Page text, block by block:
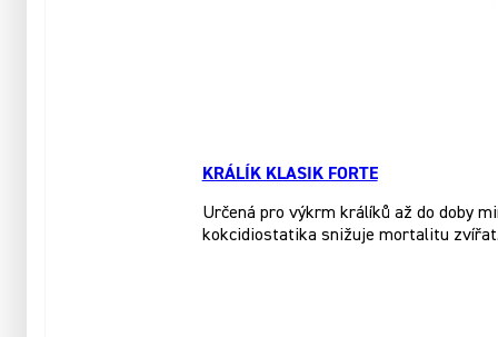
KRÁLÍK KLASIK FORTE
Určená pro výkrm králíků až do doby
kokcidiostatika snižuje mortalitu